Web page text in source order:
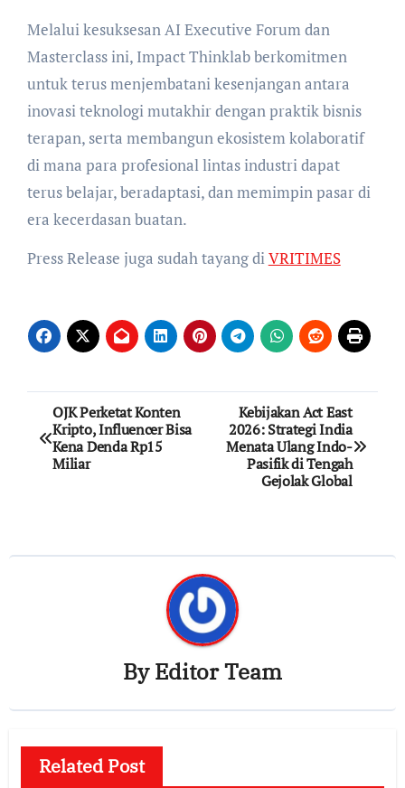
Melalui kesuksesan AI Executive Forum dan
Masterclass ini, Impact Thinklab berkomitmen
untuk terus menjembatani kesenjangan antara
inovasi teknologi mutakhir dengan praktik bisnis
terapan, serta membangun ekosistem kolaboratif
di mana para profesional lintas industri dapat
terus belajar, beradaptasi, dan memimpin pasar di
era kecerdasan buatan.
Press Release juga sudah tayang diVRITIMES
Post
navigation
OJK Perketat Konten
Kripto, Influencer Bisa
Kena Denda Rp15
Miliar
Kebijakan Act East
2026: Strategi India
Menata Ulang Indo-
Pasifik di Tengah
Gejolak Global
ByEditor Team
Related Post